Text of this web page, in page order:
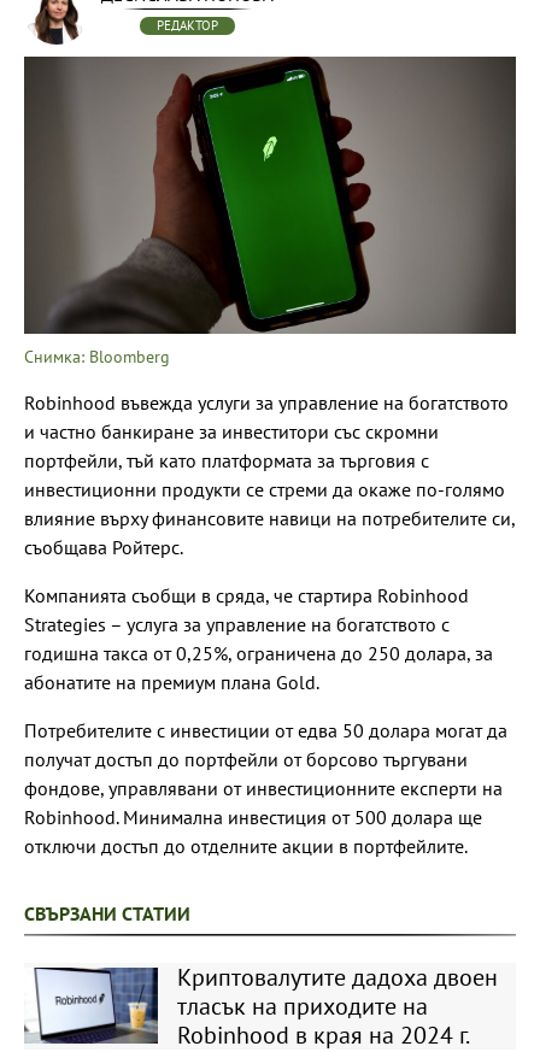
РЕДАКТОР
Снимка: Bloomberg
Robinhood въвежда услуги за управление на богатството
и частно банкиране за инвеститори със скромни
портфейли, тъй като платформата за търговия с
инвестиционни продукти се стреми да окаже по-голямо
влияние върху финансовите навици на потребителите си,
съобщава Ройтерс.
Компанията съобщи в сряда, че стартира Robinhood
Strategies – услуга за управление на богатството с
годишна такса от 0,25%, ограничена до 250 долара, за
абонатите на премиум плана Gold.
Потребителите с инвестиции от едва 50 долара могат да
получат достъп до портфейли от борсово търгувани
фондове, управлявани от инвестиционните експерти на
Robinhood. Минимална инвестиция от 500 долара ще
отключи достъп до отделните акции в портфейлите.
СВЪРЗАНИ СТАТИИ
Криптовалутите дадоха двоен
тласък на приходите на
Robinhood в края на 2024 г.